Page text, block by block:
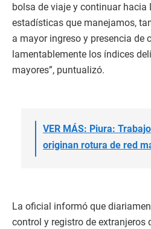
bolsa de viaje y continuar hacia
estadísticas que manejamos,
a mayor ingreso y presencia de
lamentablemente los índices
mayores”, puntualizó.
VER MÁS: Piura:
originan rotura de red
La oficial informó que
control y registro de extranjeros